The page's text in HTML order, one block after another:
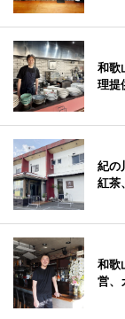
和歌
理提
紀の
紅茶
和歌
営、